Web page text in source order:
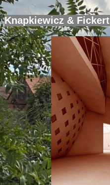
Knapkiewicz & Fickert